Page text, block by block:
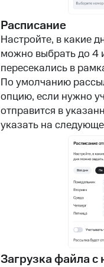
Расписание
Настройте, в какие
можно выбрать до 4
пересекались в
По умолчанию
опцию, если нужно
отправится в
указать на
Загрузка файла